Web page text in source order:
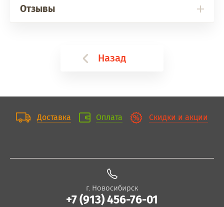
Отзывы
Назад
Доставка Оплата Скидки и акции
г. Новосибирск
+7 (913) 456-76-01